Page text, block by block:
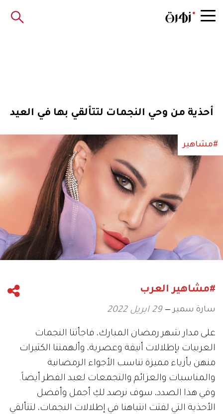
أحذية من وحي النجمات لتتألقي بها في العيد
#مشاهير
#مشاهير العرب
سارة سمير 29 ابريل 2022
على مدار شهر رمضان المبارك، فاجأتنا النجمات
العربيات بإطلالات أنيقة وعصرية، وألهمتنا الكثيرات
منهن بأزياء مميزة تناسب الأجواء الرمضانية
والمناسبات والعزائم والتجمعات لعيد الفطر أيضاً.
وفي هذا الصدد، سوف نرصد لكِ أجمل وأفضل
الأحذية التي لفتت انتباهنا في إطلالات النجمات، لتتألقي